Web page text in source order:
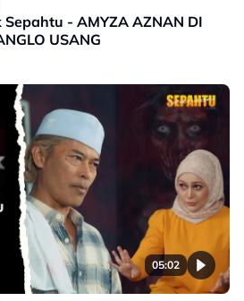
Sepahtu - AMYZA AZNAN DI
USANG
05:02